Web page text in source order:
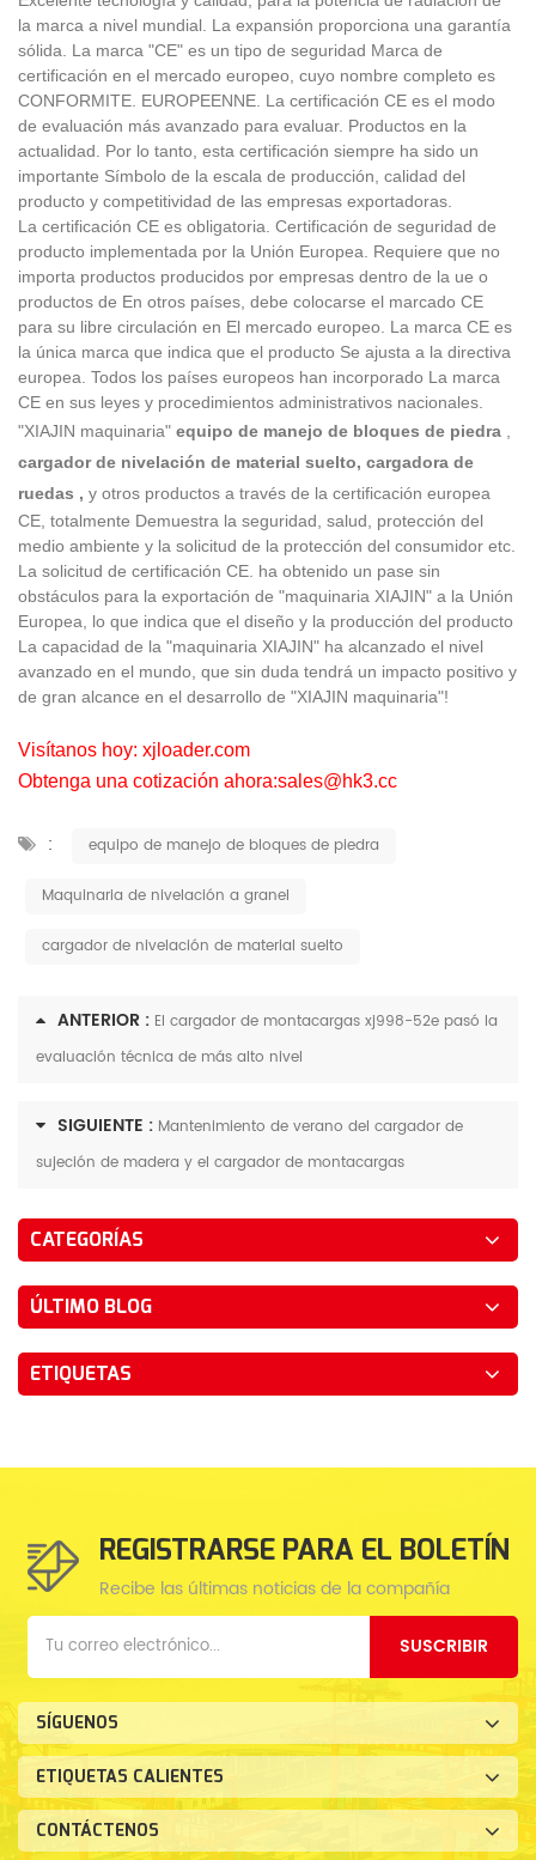
la marca a nivel mundial. La expansión proporciona una garantía
sólida. La marca "CE" es un tipo de seguridad Marca de
certificación en el mercado europeo, cuyo nombre completo es
CONFORMITE. EUROPEENNE. La certificación CE es el modo
de evaluación más avanzado para evaluar. Productos en la
actualidad. Por lo tanto, esta certificación siempre ha sido un
importante Símbolo de la escala de producción, calidad del
producto y competitividad de las empresas exportadoras.
La certificación CE es obligatoria. Certificación de seguridad de
producto implementada por la Unión Europea. Requiere que no
importa productos producidos por empresas dentro de la ue o
productos de En otros países, debe colocarse el marcado CE
para su libre circulación en El mercado europeo. La marca CE es
la única marca que indica que el producto Se ajusta a la directiva
europea. Todos los países europeos han incorporado La marca
CE en sus leyes y procedimientos administrativos nacionales.
"XIAJIN maquinaria" equipo de manejo de bloques de piedra
cargador de nivelación de material suelto, cargadora de
ruedas , y otros productos a través de la certificación europea
CE, totalmente Demuestra la seguridad, salud, protección del
medio ambiente y la solicitud de la protección del consumidor etc.
La solicitud de certificación CE. ha obtenido un pase sin
obstáculos para la exportación de "maquinaria XIAJIN" a la Unión
Europea, lo que indica que el diseño y la producción del producto
La capacidad de la "maquinaria XIAJIN" ha alcanzado el nivel
avanzado en el mundo, que sin duda tendrá un impacto positivo y
de gran alcance en el desarrollo de "XIAJIN maquinaria"!
Visítanos hoy: xjloader.com
Obtenga una cotización ahora:sales@hk3.cc
: equipo de manejo de bloques de piedra
Maquinaria de nivelación a granel
cargador de nivelación de material suelto
ANTERIOR : El cargador de montacargas xj998-52e pasó la
evaluación técnica de más alto nivel
SIGUIENTE : Mantenimiento de verano del cargador de
sujeción de madera y el cargador de montacargas
CATEGORÍAS
ÚLTIMO BLOG
ETIQUETAS
REGISTRARSE PARA EL BOLETÍN
Recibe las últimas noticias de la compañía
SUSCRIBIR
SÍGUENOS
ETIQUETAS CALIENTES
CONTÁCTENOS